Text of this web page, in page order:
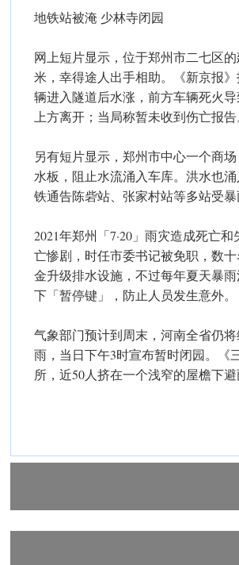
地铁站被淹 少林寺闭园
网上短片显示，位于郑州市二七区
米，幸得途人出手相助。《新京报
辆进入隧道后水涨，前方车辆死火
上方离开；当局称暂未收到伤亡报
另有短片显示，郑州市中心一个商
水板，阻止水流涌入车库。洪水也
铁通告陈砦站、张家村站等多站受暴
2021年郑州「7·20」雨灾造成死亡
亡惨剧，时任市委书记被免职，数
金升级排水设施，不过每年夏天暴
下「暂停键」，防止人员发生意外。
气象部门预计到周末，河南全省仍
雨，当日下午3时宣布暂时闭园。《
所，近50人挤在一个浅窄的屋檐下